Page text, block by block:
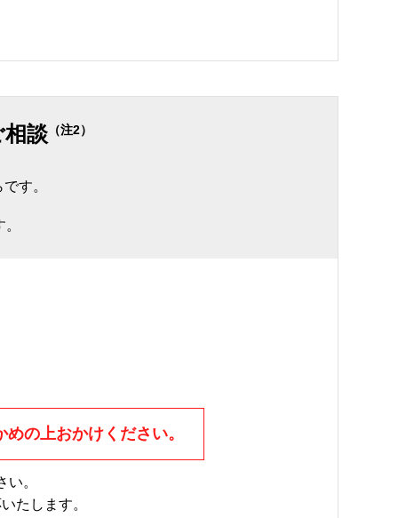
談 （注2）
す。
の上おかけください。
。
たします。